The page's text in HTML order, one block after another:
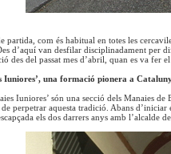
partida, com és habitual en totes les
d’aquí van desfilar disciplinadament per
des del passat mes d’abril, quan es va fer
Iuniores’, una formació pionera a
Iuniores’ són una secció dels Manaies
de perpetrar aquesta tradició. Abans
els dos darrers anys amb l’alcalde